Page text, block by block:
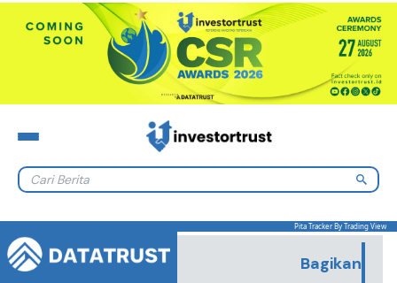
Lewati ke konten
Pita Tracker By Trading View
Bagikan